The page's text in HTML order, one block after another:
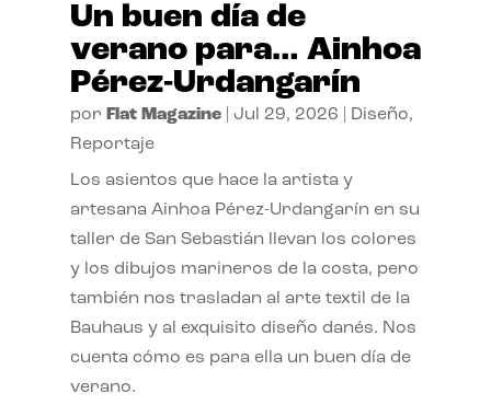
Un buen día de
verano para… Ainhoa
Pérez-Urdangarín
por Flat Magazine| Jul 29, 2026 Diseño,
Reportaje
Los asientos que hace la artista y
artesana Ainhoa Pérez-Urdangarín en su
taller de San Sebastián llevan los colores
y los dibujos marineros de la costa, pero
también nos trasladan al arte textil de la
Bauhaus y al exquisito diseño danés. Nos
cuenta cómo es para ella un buen día de
verano.